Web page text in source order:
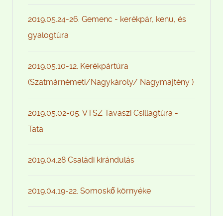
2019.05.24-26. Gemenc - kerékpár, kenu, és
gyalogtúra
2019.05.10-12. Kerékpártúra
(Szatmárnémeti/Nagykároly/ Nagymajtény )
2019.05.02-05. VTSZ Tavaszi Csillagtúra -
Tata
2019.04.28 Családi kirándulás
2019.04.19-22. Somoskő környéke